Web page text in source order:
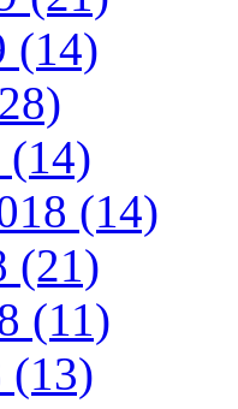
(14)
(14)
(14)
(21)
(11)
(13)